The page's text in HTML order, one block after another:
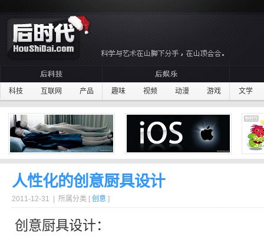
科技 互联网 产品 趣味 视频 动漫 游戏 文学
人性化的创意厨具设计
2011-12-31 | 所属分类 [ 创意 ]
创意厨具设计：